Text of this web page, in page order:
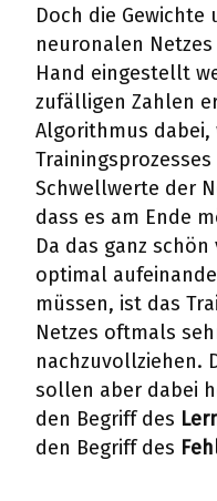
Doch die
neuronalen
Hand eingestellt
zufälligen Zahlen
Algorithmus dabei,
Schwellwerte der
dass es am Ende
Da das ganz
optimal
müssen, ist das
Netzes oftmals
nachzuvollziehen.
sollen aber dabei
den Begriff des
den Begriff des